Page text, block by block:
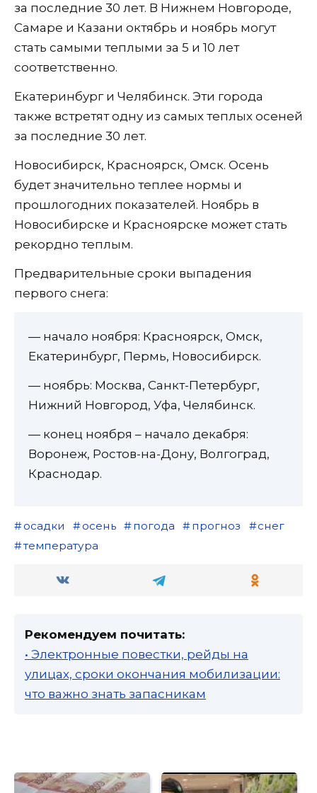
за последние 30 лет. В Нижнем Новгороде,
Самаре и Казани октябрь и ноябрь могут
стать самыми теплыми за 5 и 10 лет
соответственно.
Екатеринбург и Челябинск. Эти города
также встретят одну из самых теплых осеней
за последние 30 лет.
Новосибирск, Красноярск, Омск. Осень
будет значительно теплее нормы и
прошлогодних показателей. Ноябрь в
Новосибирске и Красноярске может стать
рекордно теплым.
Предварительные сроки выпадения
первого снега:
— начало ноября: Красноярск, Омск,
Екатеринбург, Пермь, Новосибирск.
— ноябрь: Москва, Санкт-Петербург,
Нижний Новгород, Уфа, Челябинск.
— конец ноября – начало декабря:
Воронеж, Ростов-на-Дону, Волгоград,
Краснодар.
осадки осень погода прогноз
снег
температура
Рекомендуем почитать:
• Электронные повестки, рейды на
улицах, сроки окончания мобилизации:
что важно знать запасникам